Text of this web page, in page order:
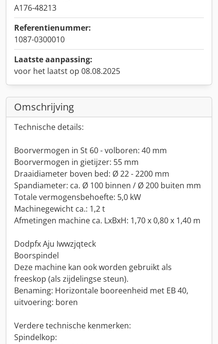
A176-48213
Referentienummer:
1087-0300010
Laatste aanpassing:
voor het laatst op 08.08.2025
Omschrijving
Technische details:
Boorvermogen in St 60 - volboren: 40 mm
Boorvermogen in gietijzer: 55 mm
Draaidiameter boven bed: Ø 22 - 2200 mm
Spandiameter: ca. Ø 100 binnen / Ø 200 buiten mm
Totale vermogensbehoefte: 5,0 kW
Machinegewicht ca.: 1,2 t
Afmetingen machine ca. LxBxH: 1,70 x 0,80 x 1,40 m
Dodpfx Aju Iwwzjqteck
Boorspindel
Deze machine kan ook worden gebruikt als
freeskop (als zijdelingse steun).
Benaming: Horizontale booreenheid met EB 40,
uitvoering: boren
Verdere technische kenmerken:
Spindelkop: